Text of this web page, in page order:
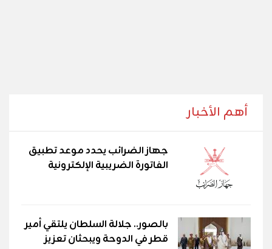
أهم الأخبار
جهاز الضرائب يحدد موعد تطبيق
الفاتورة الضريبية الإلكترونية
بالصور.. جلالة السلطان يلتقي أمير
قطر في الدوحة ويبحثان تعزيز